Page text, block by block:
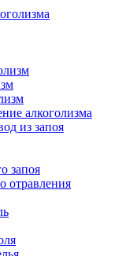
алкоголизма
из запоя
запоя
отравления